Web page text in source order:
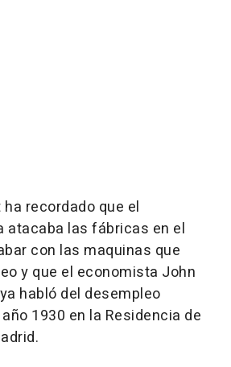
recordado que el
atacaba las fábricas en el
con las maquinas que
y que el economista John
habló del desempleo
1930 en la Residencia de